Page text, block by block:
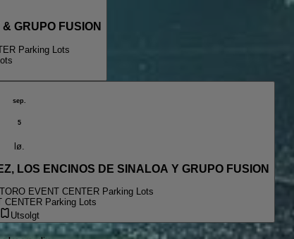
GRUPO FUSION
Parking Lots
sep.
5
lø.
LOS ENCINOS DE SINALOA Y GRUPO FUSION
TORO EVENT CENTER Parking Lots
CENTER Parking Lots
Utsolgt